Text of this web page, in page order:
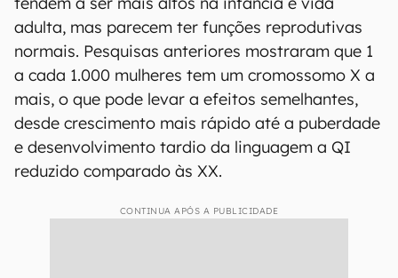
adulta, mas parecem ter funções reprodutivas
normais. Pesquisas anteriores mostraram que 1
a cada 1.000 mulheres tem um cromossomo X a
mais, o que pode levar a efeitos semelhantes,
desde crescimento mais rápido até a puberdade
e desenvolvimento tardio da linguagem a QI
reduzido comparado às XX.
CONTINUA APÓS A PUBLICIDADE